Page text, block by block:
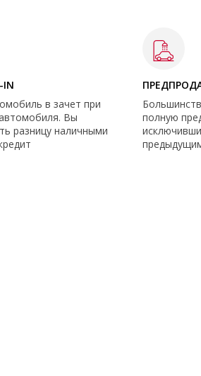
IN
в зачет при
Вы
разницу наличными
полную